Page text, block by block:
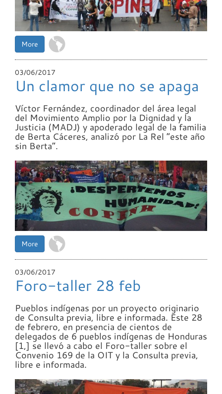
More
03/06/2017
Un clamor que no se apaga
Víctor Fernández, coordinador del área legal
del Movimiento Amplio por la Dignidad y la
Justicia (MADJ) y apoderado legal de la familia
de Berta Cáceres, analizó por La Rel “este año
sin Berta”.
More
03/06/2017
Foro-taller 28 feb
Pueblos indígenas por un proyecto originario
de Consulta previa, libre e informada. Este 28
de febrero, en presencia de cientos de
delegados de 6 pueblos indígenas de Honduras
[1,] se llevó a cabo el Foro-taller sobre el
Convenio 169 de la OIT y la Consulta previa,
libre e informada.